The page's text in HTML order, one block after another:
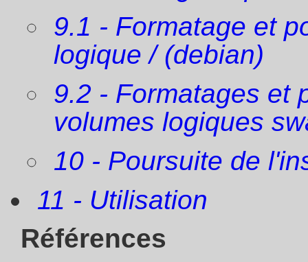
9.1 - Formatage et
logique / (debian)
9.2 - Formatages et
volumes logiques
10 - Poursuite de
11 - Utilisation
Références